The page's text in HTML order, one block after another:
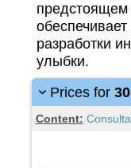
предстоящем
разработки
улыбки.
Prices for
Content: